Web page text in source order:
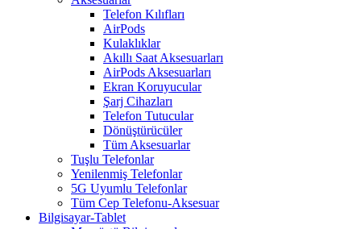
Telefon Kılıfları
AirPods
Kulaklıklar
Akıllı Saat Aksesuarları
AirPods Aksesuarları
Ekran Koruyucular
Şarj Cihazları
Telefon Tutucular
Dönüştürücüler
Tüm Aksesuarlar
Tuşlu Telefonlar
Yenilenmiş Telefonlar
5G Uyumlu Telefonlar
Tüm Cep Telefonu-Aksesuar
Bilgisayar-Tablet